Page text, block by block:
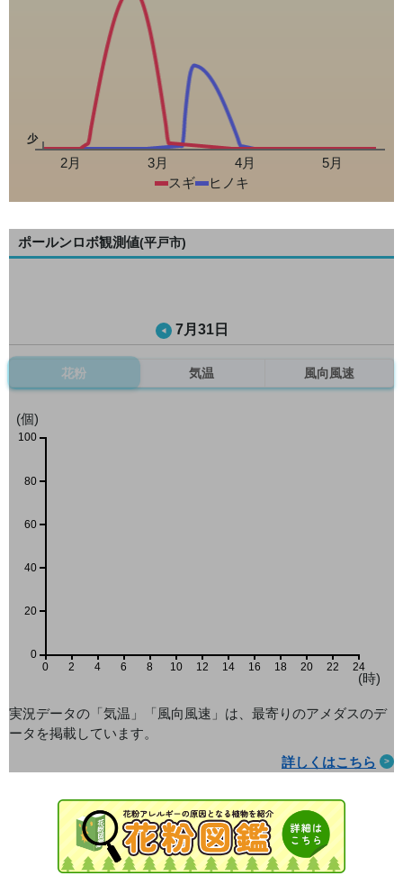
少
2月 3月 4月
5月
スギ
ヒノキ
ポールンロボ観測値(平戸市)
7月31日
花粉 気温 風向風速
0 2 4 6 8 10 12 14 16 18 20 22 24
(個)
(時)
0
20
40
60
80
100
実況データの「気温」「風向風速」は、最寄りのアメダスのデ
ータを掲載しています。
詳しくはこちら